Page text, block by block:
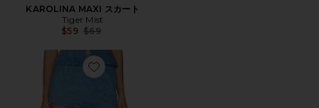
KAROLINA MAXI スカート
Tiger Mist
$59 Previous price:
$69
Favorite MABEL スコート